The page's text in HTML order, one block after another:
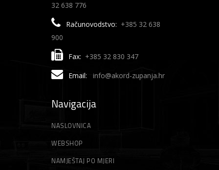
32 638 776
Računovodstvo: +385 32 638
900
Fax: +385 32 830 347
Email: info@akord-zupanja.hr
Navigacija
NASLOVNICA
WEBSHOP
NAMJEŠTAJ PO MJERI